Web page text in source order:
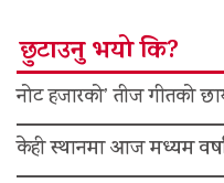
छुटाउनु भयो कि?
नोट हजारको’ तीज गीतको
केही स्थानमा आज मध्यम